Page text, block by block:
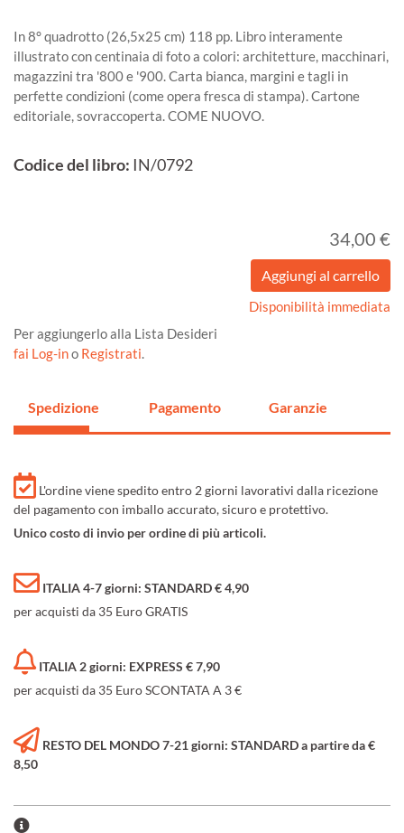
In 8° quadrotto (26,5x25 cm) 118 pp. Libro interamente
illustrato con centinaia di foto a colori: architetture, macchinari,
magazzini tra '800 e '900. Carta bianca, margini e tagli in
perfette condizioni (come opera fresca di stampa). Cartone
editoriale, sovraccoperta. COME NUOVO.
Codice del libro: IN/0792
34,00 €
Disponibilità immediata
Per aggiungerlo alla Lista Desideri
fai Log-ino Registrati.
Spedizione Pagamento Garanzie
L'ordine viene spedito entro 2 giorni lavorativi dalla ricezione
del pagamento con imballo accurato, sicuro e protettivo.
Unico costo di invio per ordine di più articoli.
ITALIA 4-7 giorni: STANDARD € 4,90
per acquisti da 35 Euro GRATIS
ITALIA 2 giorni: EXPRESS € 7,90
per acquisti da 35 Euro SCONTATA A 3 €
RESTO DEL MONDO 7-21 giorni: STANDARD a partire da €
8,50